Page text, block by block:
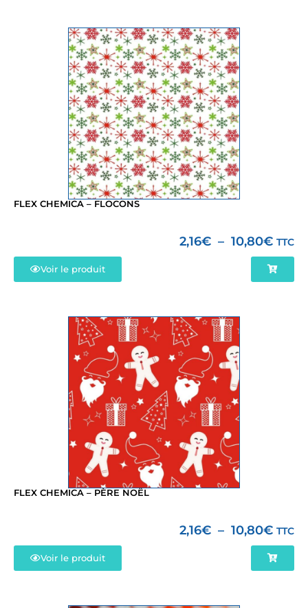
FLEX CHEMICA – FLOCONS
2,16€ – 10,80€ TTC
Voir le produit
FLEX CHEMICA – PÈRE NOËL
2,16€ – 10,80€ TTC
Voir le produit